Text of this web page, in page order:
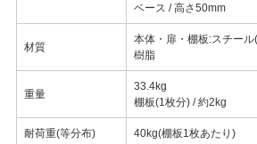
ベース / 高さ50mm
材質
本体・扉・棚板:スチー
樹脂
重量
33.4kg
棚板(1枚分) / 約2kg
耐荷重(等分布) 40kg(棚板1枚あたり)